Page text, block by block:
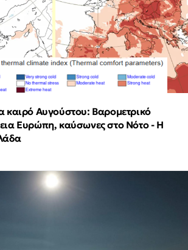
καιρό Αυγούστου: Βαρομετρικό
Ευρώπη, καύσωνες στο Νότο - Η